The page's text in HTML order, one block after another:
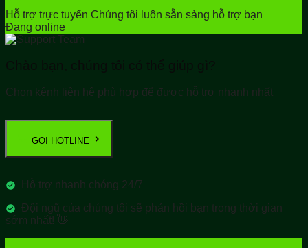
Hỗ trợ trực tuyến Chúng tôi luôn sẵn sàng hỗ trợ bạn
Đang online
Chào bạn, chúng tôi có thể giúp gì?
Chọn kênh liên hệ phù hợp để được hỗ trợ nhanh nhất
GỌI HOTLINE
Hỗ trợ nhanh chóng 24/7
Đội ngũ của chúng tôi sẽ phản hồi bạn trong thời gian
sớm nhất! 👋